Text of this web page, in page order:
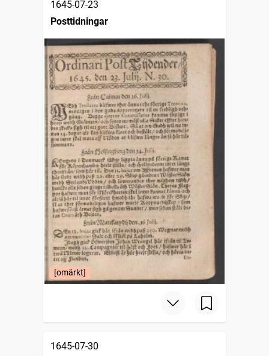
1645-07-23
Posttidningar
[omärkt]
1645-07-30